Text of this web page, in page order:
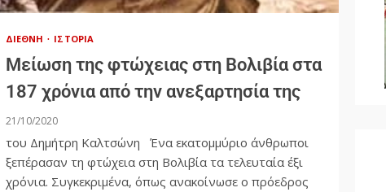
ΔΙΕΘΝΉ ΙΣΤΟΡΊΑ
Μείωση της φτώχειας στη Βολιβία στα
187 χρόνια από την ανεξαρτησία της
21/10/2020
του Δημήτρη Καλτσώνη Ένα εκατομμύριο άνθρωποι
ξεπέρασαν τη φτώχεια στη Βολιβία τα τελευταία έξι
χρόνια. Συγκεκριμένα, όπως ανακοίνωσε ο πρόεδρος